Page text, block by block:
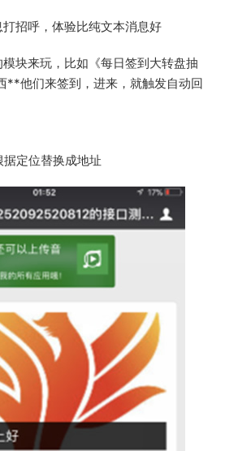
招呼，体验比纯文本消息好
来玩，比如《每日签到大转盘抽
**他们来签到，进来，就触发自动回
定位替换成地址